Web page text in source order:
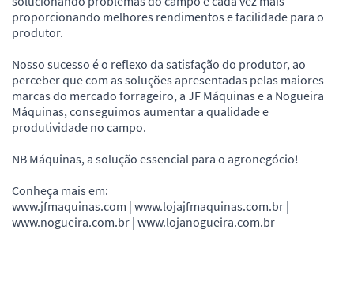
proporcionando melhores rendimentos e facilidade para o
produtor.
Nosso sucesso é o reflexo da satisfação do produtor, ao
perceber que com as soluções apresentadas pelas maiores
marcas do mercado forrageiro, a JF Máquinas e a Nogueira
Máquinas, conseguimos aumentar a qualidade e
produtividade no campo.
NB Máquinas, a solução essencial para o agronegócio!
Conheça mais em:
www.jfmaquinas.com | www.lojajfmaquinas.com.br |
www.nogueira.com.br | www.lojanogueira.com.br